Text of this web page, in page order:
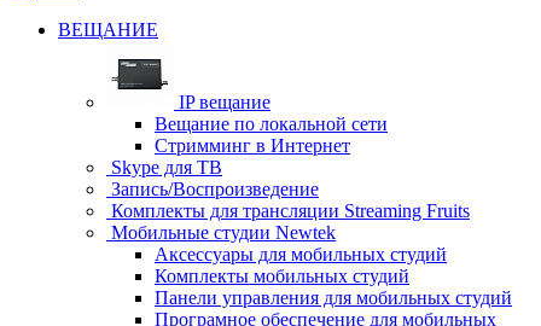
ВЕЩАНИЕ
IP вещание
Вещание по локальной сети
Стримминг в Интернет
Skype для ТВ
Запись/Воспроизведение
Комплекты для трансляции Streaming Fruits
Мобильные студии Newtek
Аксессуары для мобильных студий
Комплекты мобильных студий
Панели управления для мобильных студий
Програмное обеспечение для мобильных